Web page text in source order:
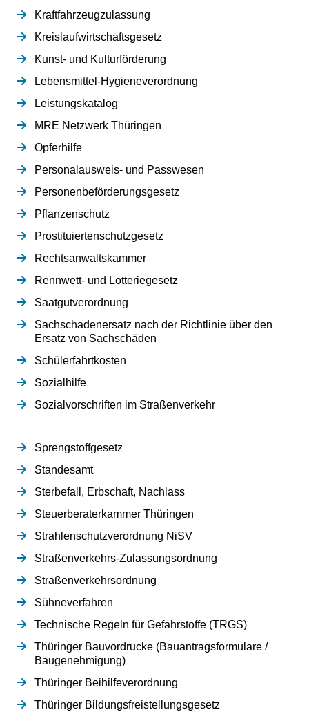
Kraftfahrzeugzulassung
Kreislaufwirtschaftsgesetz
Kunst- und Kulturförderung
Lebensmittel-Hygieneverordnung
Leistungskatalog
MRE Netzwerk Thüringen
Opferhilfe
Personalausweis- und Passwesen
Personenbeförderungsgesetz
Pflanzenschutz
Prostituiertenschutzgesetz
Rechtsanwaltskammer
Rennwett- und Lotteriegesetz
Saatgutverordnung
Sachschadenersatz nach der Richtlinie über den
Ersatz von Sachschäden
Schülerfahrtkosten
Sozialhilfe
Sozialvorschriften im Straßenverkehr
Sprengstoffgesetz
Standesamt
Sterbefall, Erbschaft, Nachlass
Steuerberaterkammer Thüringen
Strahlenschutzverordnung NiSV
Straßenverkehrs-Zulassungsordnung
Straßenverkehrsordnung
Sühneverfahren
Technische Regeln für Gefahrstoffe (TRGS)
Thüringer Bauvordrucke (Bauantragsformulare /
Baugenehmigung)
Thüringer Beihilfeverordnung
Thüringer Bildungsfreistellungsgesetz